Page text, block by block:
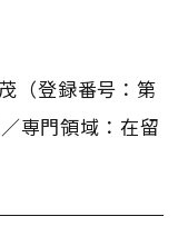
（登録番号：第
専門領域：在留